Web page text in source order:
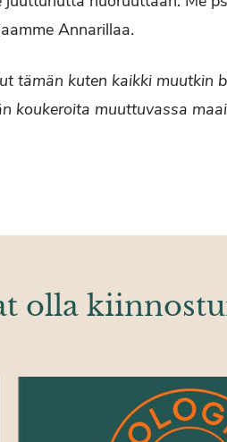
Annarillaa.
tämän kuten kaikki muutkin
koukeroita muuttuvassa
olla